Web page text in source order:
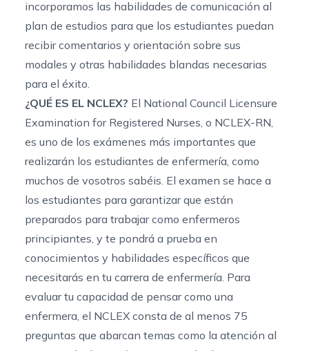
incorporamos las habilidades de comunicación al
plan de estudios para que los estudiantes puedan
recibir comentarios y orientación sobre sus
modales y otras habilidades blandas necesarias
para el éxito.
¿QUÉ ES EL NCLEX? El National Council Licensure
Examination for Registered Nurses, o NCLEX-RN,
es uno de los exámenes más importantes que
realizarán los estudiantes de enfermería, como
muchos de vosotros sabéis. El examen se hace a
los estudiantes para garantizar que están
preparados para trabajar como enfermeros
principiantes, y te pondrá a prueba en
conocimientos y habilidades específicos que
necesitarás en tu carrera de enfermería. Para
evaluar tu capacidad de pensar como una
enfermera, el NCLEX consta de al menos 75
preguntas que abarcan temas como la atención al